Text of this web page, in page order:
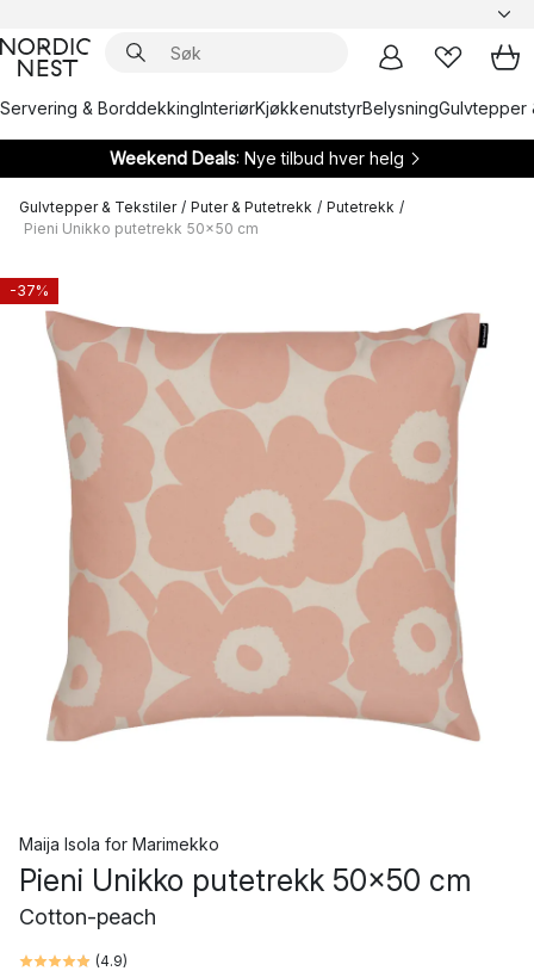
Servering & BorddekkingInteriørKjøkkenutstyrBelysningGulvtepper
Weekend Deals: Nye tilbud hver helg
Gulvtepper & Tekstiler / Puter & Putetrekk / Putetrekk /
Pieni Unikko putetrekk 50x50 cm
-37%
Maija Isola for Marimekko
Pieni Unikko putetrekk 50x50 cm
Cotton-peach
(4.9)